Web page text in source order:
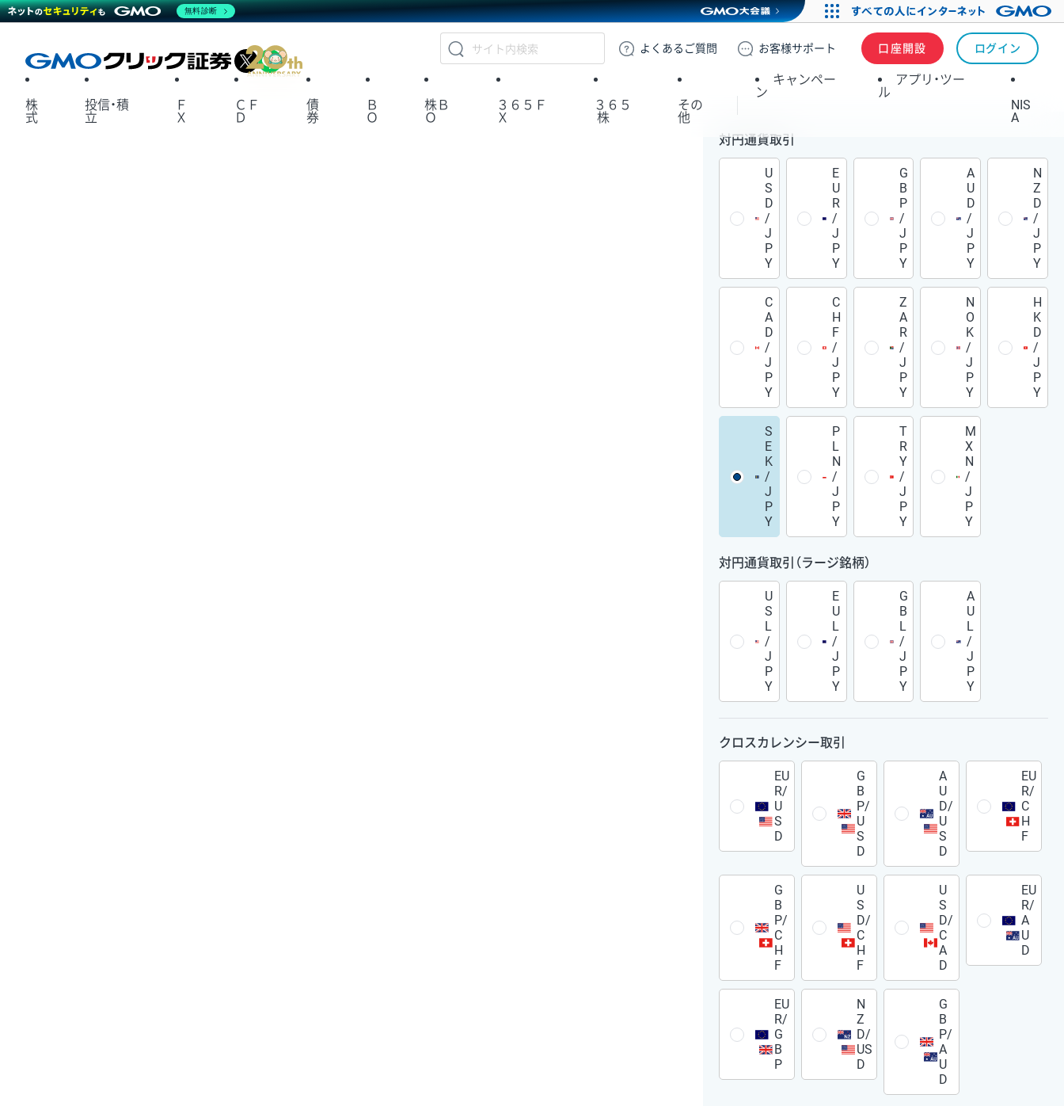
GMOクリック証券
よくある ご質問 お客様サポート 口座開設 ログイン
X
株
式
投信・積
立
Ｆ
Ｘ
ＣＦ
Ｄ
債
券
Ｂ
Ｏ
株Ｂ
Ｏ
３６５Ｆ
Ｘ
３６５
株
その
他
キャンペー
ン
アプリ・ツー
ル
NIS
A
対円通貨取引
U
S
D
/
J
P
Y
E
U
R
/
J
P
Y
G
B
P
/
J
P
Y
A
U
D
/
J
P
Y
N
Z
D
/
J
P
Y
C
A
D
/
J
P
Y
C
H
F
/
J
P
Y
Z
A
R
/
J
P
Y
N
O
K
/
J
P
Y
H
K
D
/
J
P
Y
S
E
K
/
J
P
Y
P
L
N
/
J
P
Y
T
R
Y
/
J
P
Y
M
X
N
/
J
P
Y
対円通貨取引（ラージ銘柄）
U
S
L
/
J
P
Y
E
U
L
/
J
P
Y
G
B
L
/
J
P
Y
A
U
L
/
J
P
Y
クロスカレンシー取引
EU
R/
U
S
D
G
B
P/
U
S
D
A
U
D/
U
S
D
EU
R/
C
H
F
G
B
P/
C
H
F
U
S
D/
C
H
F
U
S
D/
C
A
D
EU
R/
A
U
D
EU
R/
G
B
P
N
Z
D/
US
D
G
B
P/
A
U
D
無料診断